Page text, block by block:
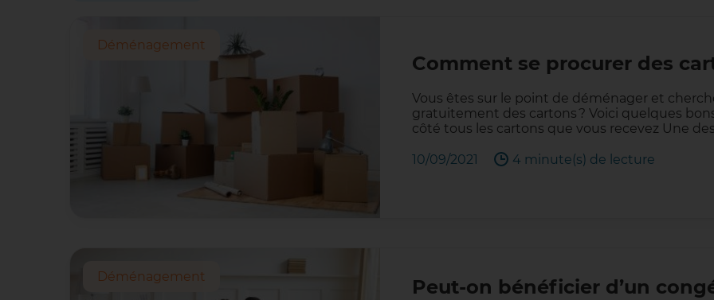
Déménagement
Comment se procurer des
Vous êtes sur le point de déménager et
gratuitement des cartons ? Voici quelques
côté tous les cartons que vous recevez Une
10/09/2021 4 minute(s) de lecture
Déménagement Peut-on bénéficier d’un